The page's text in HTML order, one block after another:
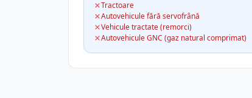
Tractoare
Autovehicule fără servofrână
Vehicule tractate (remorci)
Autovehicule GNC (gaz natural comprimat)